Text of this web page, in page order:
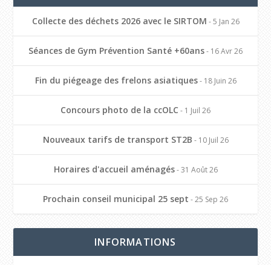
Collecte des déchets 2026 avec le SIRTOM - 5 Jan 26
Séances de Gym Prévention Santé +60ans- 16 Avr 26
Fin du piégeage des frelons asiatiques- 18 Juin 26
Concours photo de la ccOLC - 1 Juil 26
Nouveaux tarifs de transport ST2B - 10 Juil 26
Horaires d'accueil aménagés- 31 Août 26
Prochain conseil municipal 25 sept - 25 Sep 26
INFORMATIONS